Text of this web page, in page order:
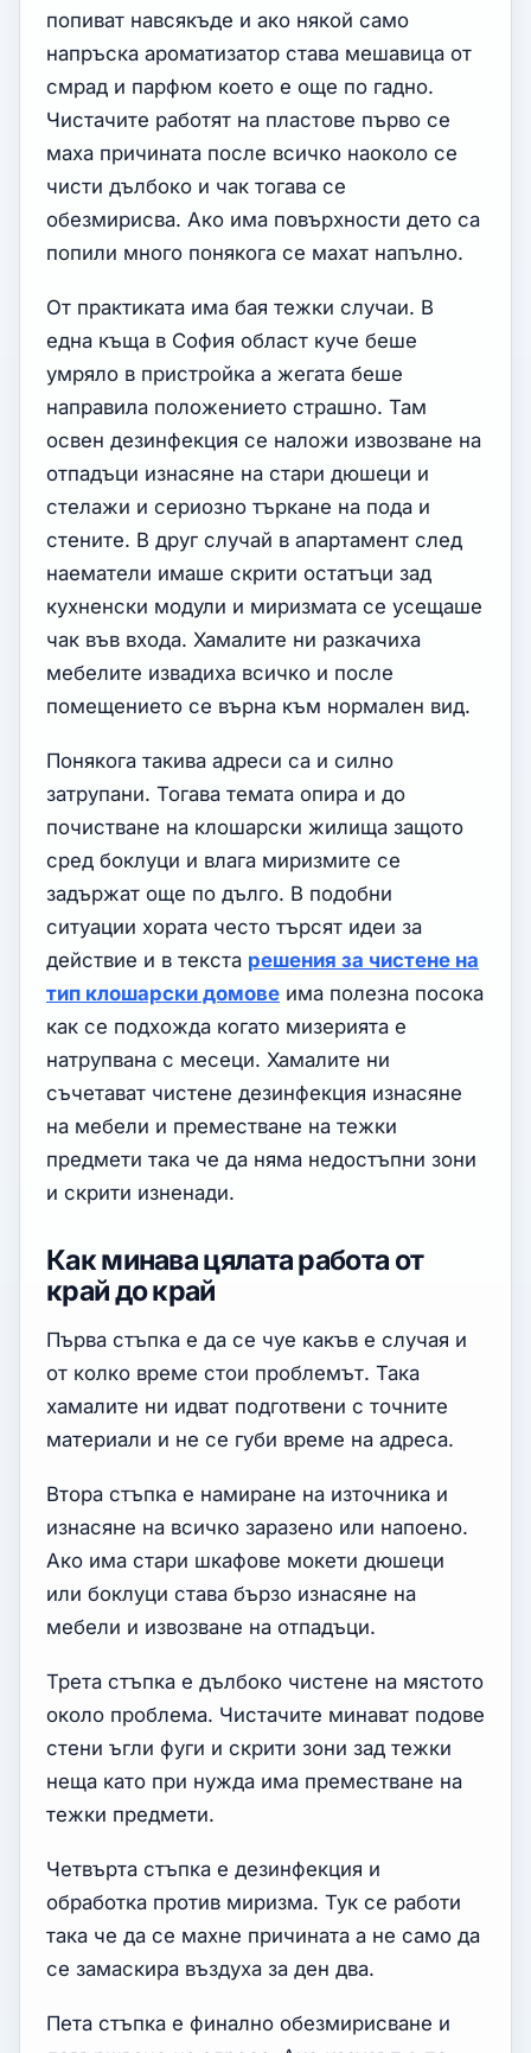
попиват навсякъде и ако някой само
напръска ароматизатор става мешавица от
смрад и парфюм което е още по гадно.
Чистачите работят на пластове първо се
маха причината после всичко наоколо се
чисти дълбоко и чак тогава се
обезмирисва. Ако има повърхности дето са
попили много понякога се махат напълно.
От практиката има бая тежки случаи. В
една къща в София област куче беше
умряло в пристройка а жегата беше
направила положението страшно. Там
освен дезинфекция се наложи извозване на
отпадъци изнасяне на стари дюшеци и
стелажи и сериозно търкане на пода и
стените. В друг случай в апартамент след
наематели имаше скрити остатъци зад
кухненски модули и миризмата се усещаше
чак във входа. Хамалите ни разкачиха
мебелите извадиха всичко и после
помещението се върна към нормален вид.
Понякога такива адреси са и силно
затрупани. Тогава темата опира и до
почистване на клошарски жилища защото
сред боклуци и влага миризмите се
задържат още по дълго. В подобни
ситуации хората често търсят идеи за
действие и в текста решения за чистене на
тип клошарски домове има полезна посока
как се подхожда когато мизерията е
натрупвана с месеци. Хамалите ни
съчетават чистене дезинфекция изнасяне
на мебели и преместване на тежки
предмети така че да няма недостъпни зони
и скрити изненади.
Как минава цялата работа от
край до край
Първа стъпка е да се чуе какъв е случая и
от колко време стои проблемът. Така
хамалите ни идват подготвени с точните
материали и не се губи време на адреса.
Втора стъпка е намиране на източника и
изнасяне на всичко заразено или напоено.
Ако има стари шкафове мокети дюшеци
или боклуци става бързо изнасяне на
мебели и извозване на отпадъци.
Трета стъпка е дълбоко чистене на мястото
около проблема. Чистачите минават подове
стени ъгли фуги и скрити зони зад тежки
неща като при нужда има преместване на
тежки предмети.
Четвърта стъпка е дезинфекция и
обработка против миризма. Тук се работи
така че да се махне причината а не само да
се замаскира въздуха за ден два.
Пета стъпка е финално обезмирисване и